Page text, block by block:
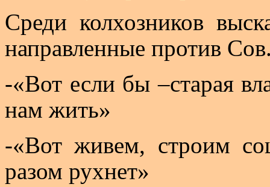
Среди колхозников
направленные против Сов
-«Вот если бы–старая
нам жить»
-«Вот живем, строим
разом рухнет»